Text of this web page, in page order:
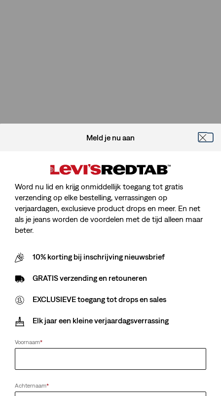
Meld je nu aan
Word nu lid en krijg onmiddellijk toegang tot gratis
verzending op elke bestelling, verrassingen op
verjaardagen, exclusieve product drops en meer. En net
als je jeans worden de voordelen met de tijd alleen maar
beter.
10% korting bij inschrijving nieuwsbrief
GRATIS verzending en retouneren
EXCLUSIEVE toegang tot drops en sales
Elk jaar een kleine verjaardagsverrassing
Voornaam*
Achternaam*